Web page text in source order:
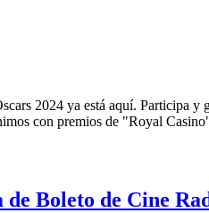
2024 ya está aquí. Participa y
con premios de "Royal
Boleto de Cine